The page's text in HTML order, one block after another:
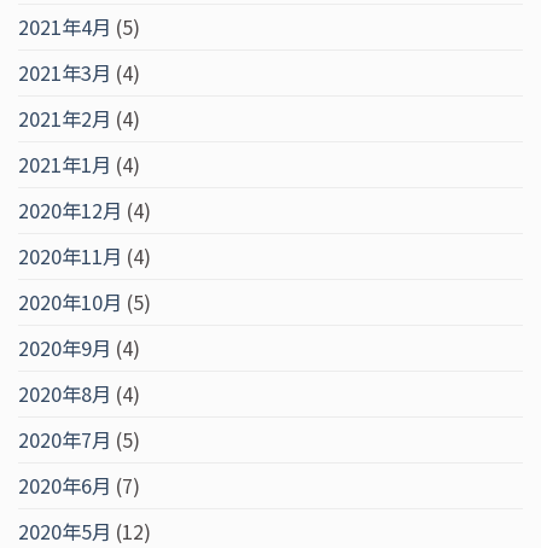
2021年4月 (5)
2021年3月 (4)
2021年2月 (4)
2021年1月 (4)
2020年12月 (4)
2020年11月 (4)
2020年10月 (5)
2020年9月 (4)
2020年8月 (4)
2020年7月 (5)
2020年6月 (7)
2020年5月 (12)